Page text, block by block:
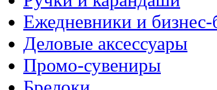
Ежедневники и
Деловые аксессуары
Промо-сувениры